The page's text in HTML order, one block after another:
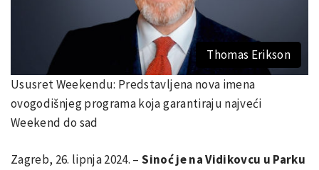
Thomas Erikson
Ususret Weekendu: Predstavljena nova imena
ovogodišnjeg programa koja garantiraju najveći
Weekend do sad
Zagreb, 26. lipnja 2024. –Sinoć je na Vidikovcu u Parku